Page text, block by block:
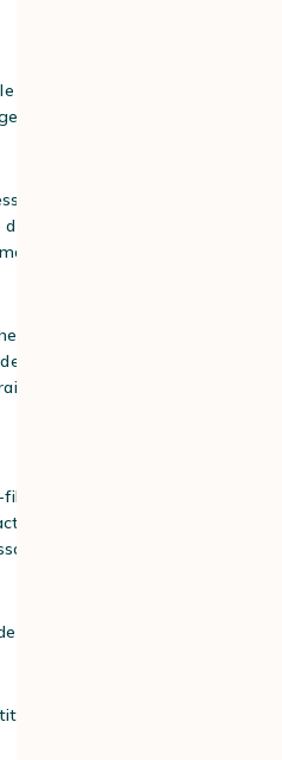
répartiteur de mouture afin
égal (2 à 3 tours).
de 15 à 20 kg sur votre
de votre tamper, dans le but
votre percolateur, lancez
nettoyer le filtre du marc
pu rester et de vider le
dans le groupe et
Arrêtez votre extraction
pèse 28 à 42 g. Réservez.
l’eau entre 90 °C et 95 °C.
d’eau chaude souhaitée sur